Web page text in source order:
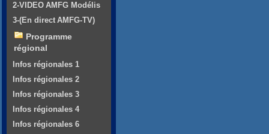
2-VIDEO AMFG Modélis
3-(En direct AMFG-TV)
Programme
régional
Infos régionales 1
Infos régionales 2
Infos régionales 3
Infos régionales 4
Infos régionales 6